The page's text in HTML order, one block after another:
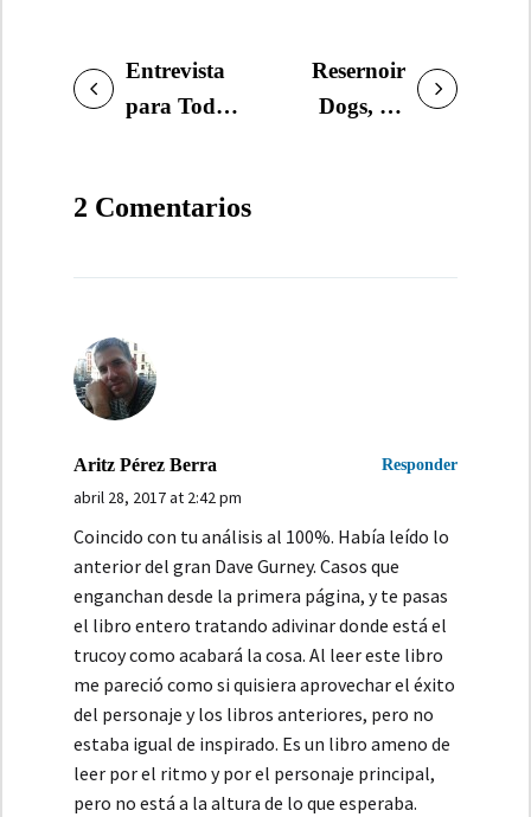
NAVEGACIÓN
Entrevista
para Todos
de Radio 3
Resernoir
Dogs, un
Tenerife
2 Comentarios
Aritz Pérez Berra Responder
abril 28, 2017 at 2:42 pm
Coincido con tu análisis al 100%. Había leído lo
anterior del gran Dave Gurney. Casos que
enganchan desde la primera página, y te pasas
el libro entero tratando adivinar donde está el
trucoy como acabará la cosa. Al leer este libro
me pareció como si quisiera aprovechar el éxito
del personaje y los libros anteriores, pero no
estaba igual de inspirado. Es un libro ameno de
leer por el ritmo y por el personaje principal,
pero no está a la altura de lo que esperaba.